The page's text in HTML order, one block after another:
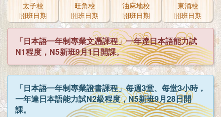
太子校
開班日期
旺角校
開班日期
油麻地校
開班日期
東涌校
開班日期
「日本語一年制專業文憑課程」一年達日本語能力試
N1程度，N5新班9月1日開課。
「日本語一年制專業證書課程」每週3堂、每堂3小時，
一年達日本語能力試N2級程度，N5新班9月28日開
課。